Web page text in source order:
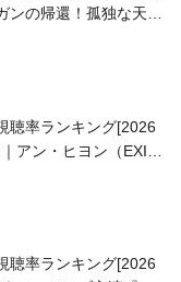
ンの帰還！孤独な天才
聴率ランキング[2026
アン・ヒヨン（EXID
聴率ランキング[2026